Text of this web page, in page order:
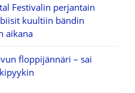
Festivalin perjantain
kuultiin bändin
aikana
floppijännäri – sai